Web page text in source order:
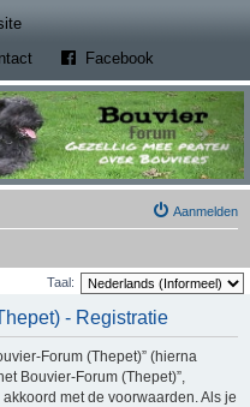
(Opens a new tab)
(Opens a new tab)
Facebook
Aanmelden
Taal:
- Registratie
Forum (Thepet)” (hierna
Bouvier-Forum (Thepet)”,
met de voorwaarden. Als je